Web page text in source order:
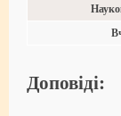
Доповіді: